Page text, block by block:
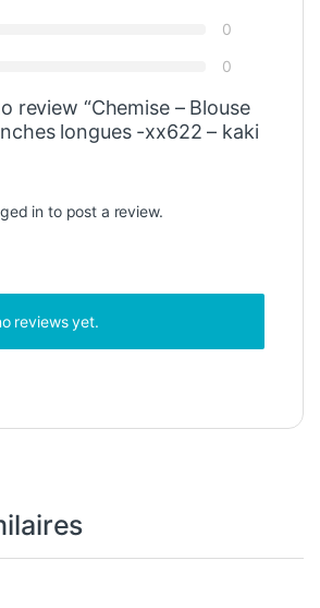
0
0
review “Chemise – Blouse
longues -xx622 – kaki
in to post a review.
reviews yet.